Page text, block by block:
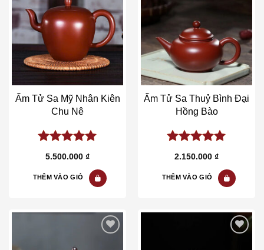
Add to wishlist
Ấm Tử Sa Mỹ Nhân Kiên
Chu Nê
5.00out of
5.500.000 ₫
THÊM VÀO GIỎ
Add to wishlist
Ấm Tử Sa Thuỷ Bình Đại
Hồng Bào
5.00out of
2.150.000 ₫
THÊM VÀO GIỎ